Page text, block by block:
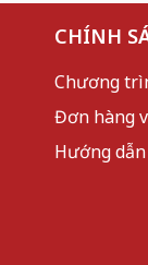
CHÍNH
Chương
Đơn hàng
Hướng